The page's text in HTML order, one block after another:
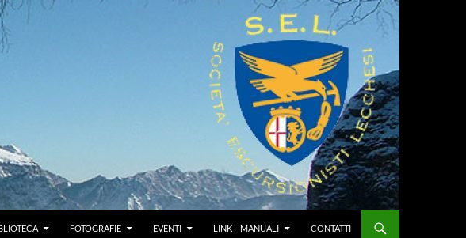
FOTOGRAFIE EVENTI LINK – MANUALI CONTATTI